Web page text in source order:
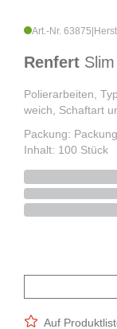
Art.-Nr. 63875
Renfert
Polierarbeiten,
weich, Schaftart
Packung: Packung
Inhalt: 100 Stück
Auf